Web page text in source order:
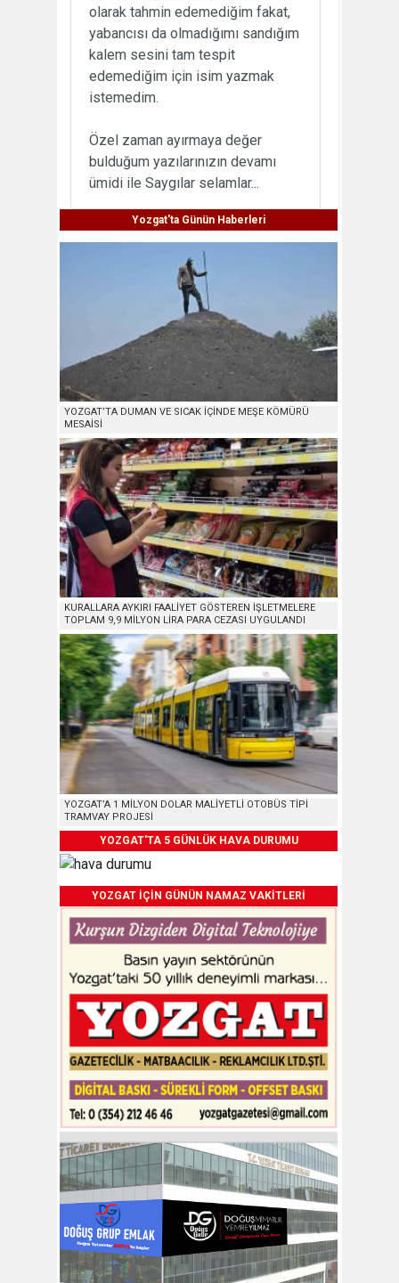
olarak tahmin edemediğim fakat,
yabancısı da olmadığımı sandığım
kalem sesini tam tespit
edemediğim için isim yazmak
istemedim.
Özel zaman ayırmaya değer
bulduğum yazılarınızın devamı
ümidi ile Saygılar selamlar...
Yozgat'ta Günün Haberleri
YOZGAT’TA DUMAN VE SICAK İÇİNDE MEŞE KÖMÜRÜ
MESAİSİ
KURALLARA AYKIRI FAALİYET GÖSTEREN İŞLETMELERE
TOPLAM 9,9 MİLYON LİRA PARA CEZASI UYGULANDI
YOZGAT’A 1 MİLYON DOLAR MALİYETLİ OTOBÜS TİPİ
TRAMVAY PROJESİ
YOZGAT'TA 5 GÜNLÜK HAVA DURUMU
YOZGAT İÇİN GÜNÜN NAMAZ VAKİTLERİ